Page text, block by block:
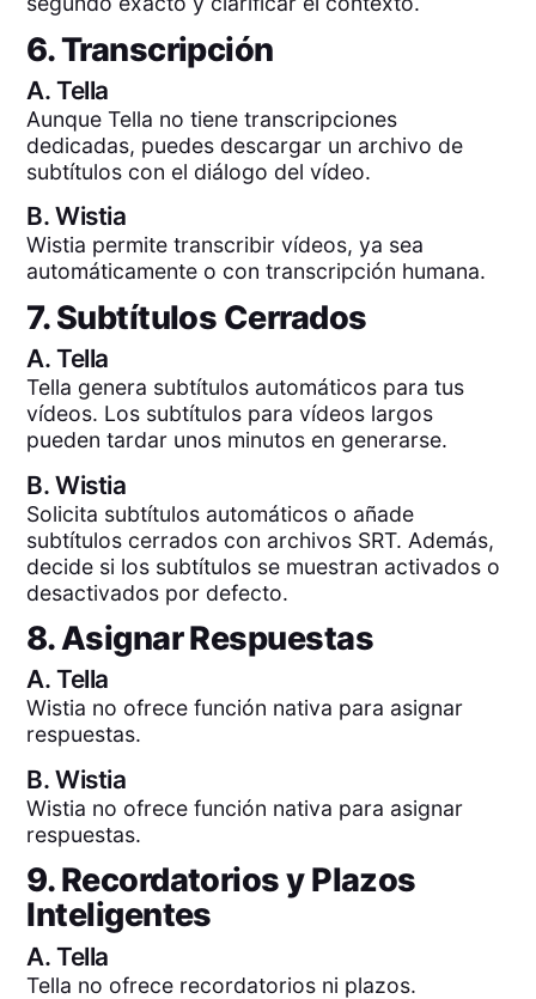
6. Transcripción
A.Tella
Aunque Tella no tiene transcripciones
dedicadas, puedes descargar un archivo de
subtítulos con el diálogo del vídeo.
B.Wistia
Wistia permite transcribir vídeos, ya sea
automáticamente o con transcripción humana.
7. Subtítulos Cerrados
A.Tella
Tella genera subtítulos automáticos para tus
vídeos. Los subtítulos para vídeos largos
pueden tardar unos minutos en generarse.
B.Wistia
Solicita subtítulos automáticos o añade
subtítulos cerrados con archivos SRT. Además,
decide si los subtítulos se muestran activados o
desactivados por defecto.
8. Asignar Respuestas
A.Tella
Wistia no ofrece función nativa para asignar
respuestas.
B.Wistia
Wistia no ofrece función nativa para asignar
respuestas.
9. Recordatorios y Plazos
Inteligentes
A.Tella
Tella no ofrece recordatorios ni plazos.